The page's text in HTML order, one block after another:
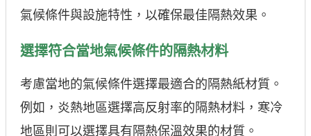
氣候條件與設施特性，以確保最佳隔熱效果。
選擇符合當地氣候條件的隔熱材料
考慮當地的氣候條件選擇最適合的隔熱紙材質。
例如，炎熱地區選擇高反射率的隔熱材料，寒冷
地區則可以選擇具有隔熱保溫效果的材質。